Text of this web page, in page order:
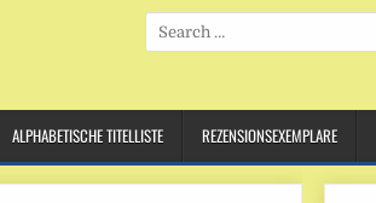
Search
for:
ALPHABETISCHE TITELLISTE REZENSIONSEXEMPLARE